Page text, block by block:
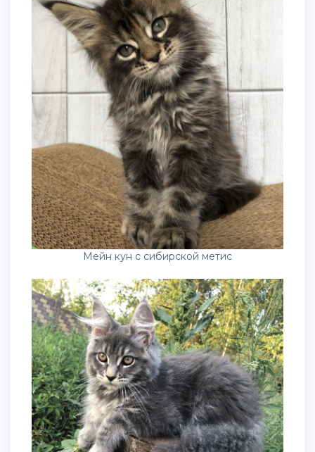
Мейн кун с сибирской метис